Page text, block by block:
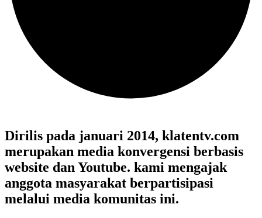
Dirilis pada januari 2014, klatentv.com
merupakan media konvergensi berbasis
website dan Youtube. kami mengajak
anggota masyarakat berpartisipasi
melalui media komunitas ini.